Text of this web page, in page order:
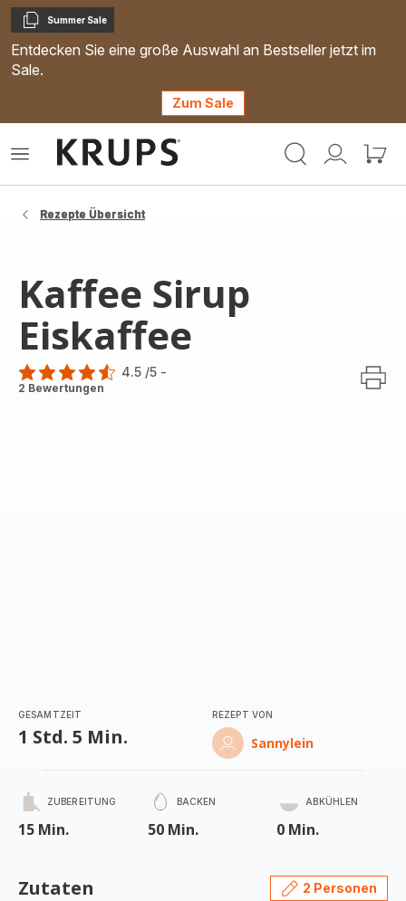
Kopieren
Summer Sale
Entdecken Sie eine große Auswahl an Bestseller jetzt im
Sale.
Zum Sale
Mein
Mein
Das
Rezepte Übersicht
Kaffee Sirup
Eiskaffee
ratings.4.5
4.5 /5 -
2 Bewertungen
GESAMTZEIT
1 Std. 5 Min.
REZEPT VON
Sannylein
ZUBEREITUNG
15 Min.
BACKEN
50 Min.
ABKÜHLEN
0 Min.
Zutaten 2 Personen